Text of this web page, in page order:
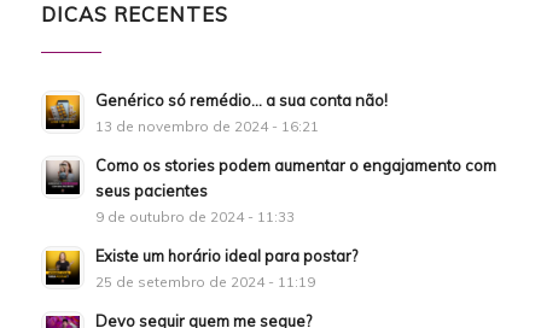
DICAS RECENTES
Genérico só remédio… a sua conta não!
13 de novembro de 2024 - 16:21
Como os stories podem aumentar o engajamento com
seus pacientes
9 de outubro de 2024 - 11:33
Existe um horário ideal para postar?
25 de setembro de 2024 - 11:19
Devo seguir quem me segue?